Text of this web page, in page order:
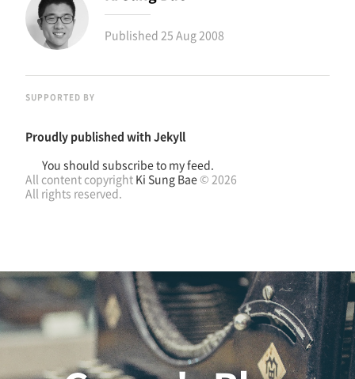
Published 25 Aug 2008
SUPPORTED BY
Proudly published with Jekyll
You should subscribe to my feed.
All content copyright Ki Sung Bae© 2026
All rights reserved.